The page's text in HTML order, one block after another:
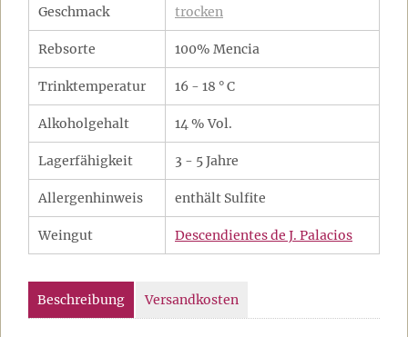
Geschmack trocken
Rebsorte 100% Mencia
Trinktemperatur 16 - 18 ° C
Alkoholgehalt 14 % Vol.
Lagerfähigkeit 3 - 5 Jahre
Allergenhinweis enthält Sulfite
Weingut Descendientes de J. Palacios
Beschreibung Versandkosten